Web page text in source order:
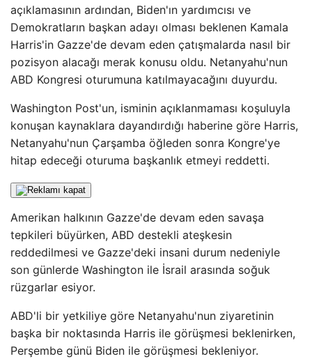
açıklamasının ardından, Biden'ın yardımcısı ve
Demokratların başkan adayı olması beklenen Kamala
Harris'in Gazze'de devam eden çatışmalarda nasıl bir
pozisyon alacağı merak konusu oldu. Netanyahu'nun
ABD Kongresi oturumuna katılmayacağını duyurdu.
Washington Post'un, isminin açıklanmaması koşuluyla
konuşan kaynaklara dayandırdığı haberine göre Harris,
Netanyahu'nun Çarşamba öğleden sonra Kongre'ye
hitap edeceği oturuma başkanlık etmeyi reddetti.
Amerikan halkının Gazze'de devam eden savaşa
tepkileri büyürken, ABD destekli ateşkesin
reddedilmesi ve Gazze'deki insani durum nedeniyle
son günlerde Washington ile İsrail arasında soğuk
rüzgarlar esiyor.
ABD'li bir yetkiliye göre Netanyahu'nun ziyaretinin
başka bir noktasında Harris ile görüşmesi beklenirken,
Perşembe günü Biden ile görüşmesi bekleniyor.